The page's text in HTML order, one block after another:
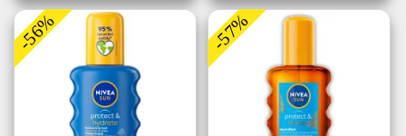
-56% -57%